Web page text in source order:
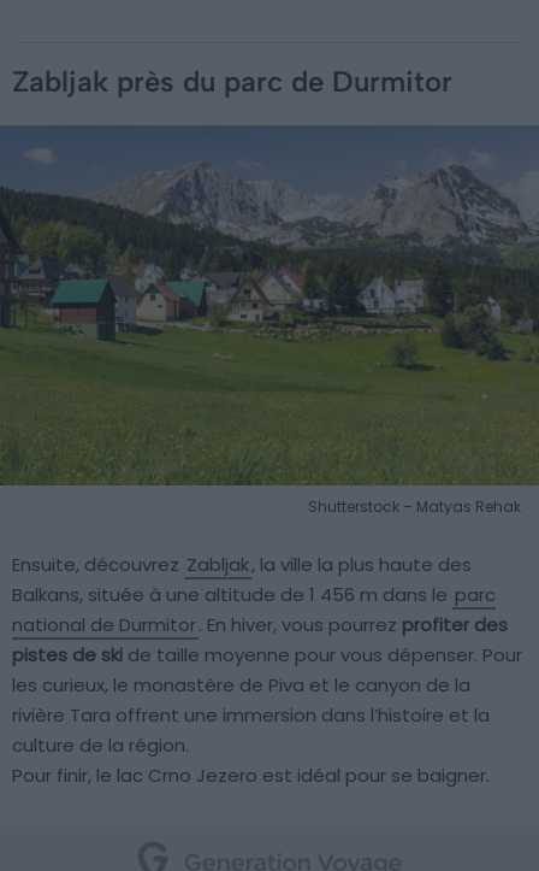
Zabljak près du parc de Durmitor
Shutterstock – Matyas Rehak
Ensuite, découvrez Zabljak, la ville la plus haute des
Balkans, située à une altitude de 1 456 m dans le parc
national de Durmitor. En hiver, vous pourrez profiter des
pistes de ski de taille moyenne pour vous dépenser. Pour
les curieux, le monastère de Piva et le canyon de la
rivière Tara offrent une immersion dans l’histoire et la
culture de la région.
Pour finir, le lac Crno Jezero est idéal pour se baigner.